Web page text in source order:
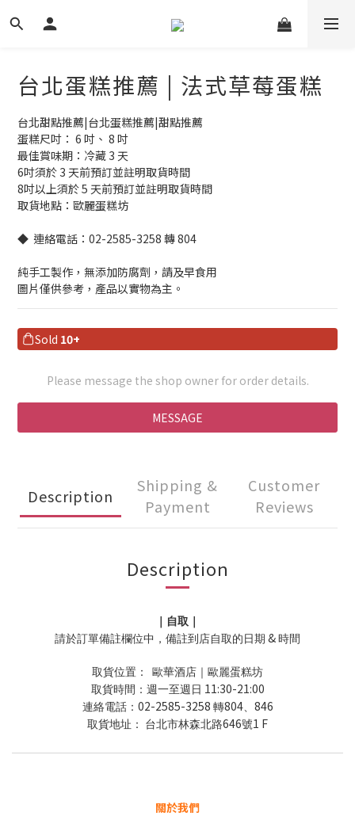
台北蛋糕推薦 | 法式草莓蛋糕
台北甜點推薦|台北蛋糕推薦|甜點推薦
蛋糕尺吋： 6 吋、 8 吋
最佳賞味期：冷藏 3 天
6吋須於 3 天前預訂並註明取貨時間
8吋以上須於 5 天前預訂並註明取貨時間
取貨地點：歐麗蛋糕坊
◆  連絡電話：02-2585-3258 轉 804
純手工製作，無添加防腐劑，請及早食用
圖片僅供參考，產品以實物為主。
Sold 10+
Please message the shop owner for order details.
MESSAGE
Description
Shipping &
Payment
Customer
Reviews
Description
｜自取｜
請於訂單備註欄位中，備註到店自取的日期 & 時間
取貨位置：
歐華酒店｜歐麗蛋糕坊
取貨時間：週一至週日 11:30-21:00
連絡電話： 02-2585-3258 轉804、 846
取貨地址： 台北市林森北路646號1 F
關於我們